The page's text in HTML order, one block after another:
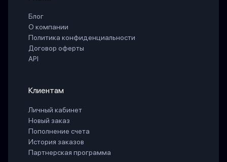
Блог
О компании
Политика конфиденциальности
Договор оферты
API
Клиентам
Личный кабинет
Новый заказ
Пополнение счета
История заказов
Партнерская программа